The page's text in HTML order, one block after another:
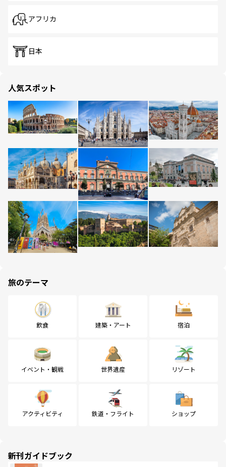
アフリカ
日本
人気スポット
旅のテーマ
飲食 建築・アート 宿泊
イベント・観戦 世界遺産 リゾート
アクティビティ 鉄道・フライト ショップ
新刊ガイドブック